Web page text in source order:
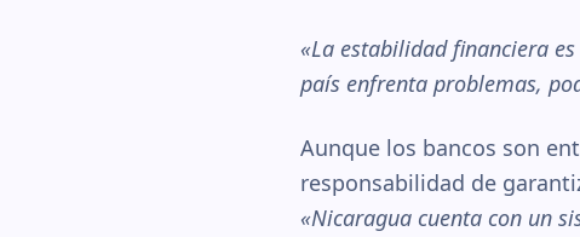
«La estabilidad financiera
país enfrenta problemas,
Aunque los bancos son
responsabilidad de
«Nicaragua cuenta con un